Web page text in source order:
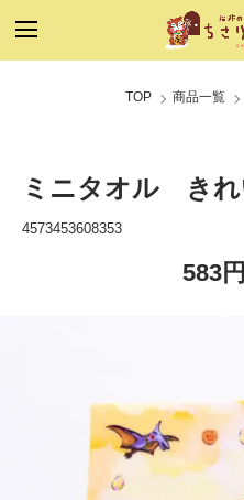
TOP 商品一覧
ミニタオル きれ
4573453608353
583